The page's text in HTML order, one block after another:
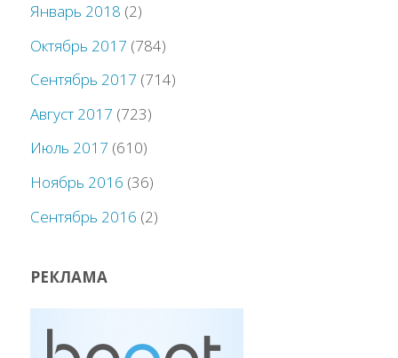
Январь 2018 (2)
Октябрь 2017 (784)
Сентябрь 2017 (714)
Август 2017 (723)
Июль 2017 (610)
Ноябрь 2016 (36)
Сентябрь 2016 (2)
РЕКЛАМА